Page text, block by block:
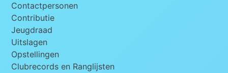
Contactpersonen
Contributie
Jeugdraad
Uitslagen
Opstellingen
Clubrecords en Ranglijsten